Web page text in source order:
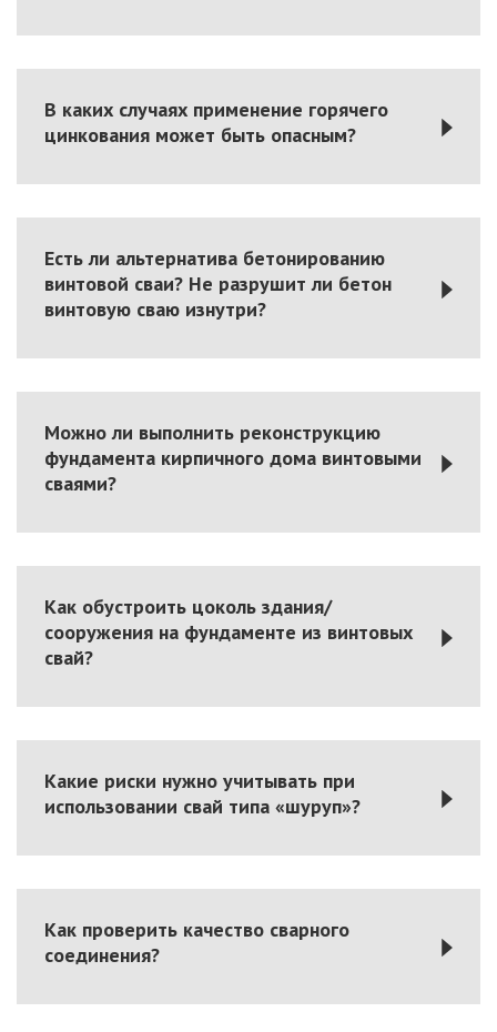
В каких случаях применение горячего
цинкования может быть опасным?
Есть ли альтернатива бетонированию
винтовой сваи? Не разрушит ли бетон
винтовую сваю изнутри?
Можно ли выполнить реконструкцию
фундамента кирпичного дома винтовыми
сваями?
Как обустроить цоколь здания/
сооружения на фундаменте из винтовых
свай?
Какие риски нужно учитывать при
использовании свай типа «шуруп»?
Как проверить качество сварного
соединения?